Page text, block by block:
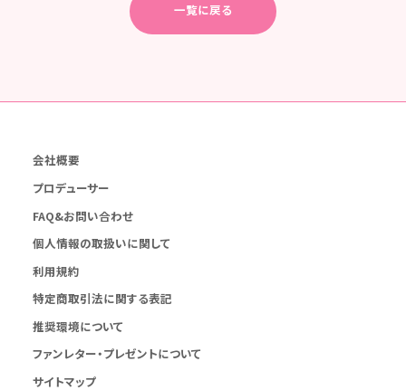
一覧に戻る
会社概要
プロデューサー
FAQ&お問い合わせ
個人情報の取扱いに関して
利用規約
特定商取引法に関する表記
推奨環境について
ファンレター・プレゼントについて
サイトマップ